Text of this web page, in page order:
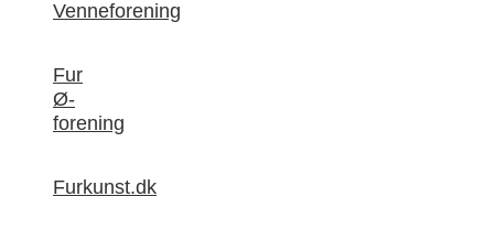
Venneforening
Fur
Ø-
forening
Furkunst.dk